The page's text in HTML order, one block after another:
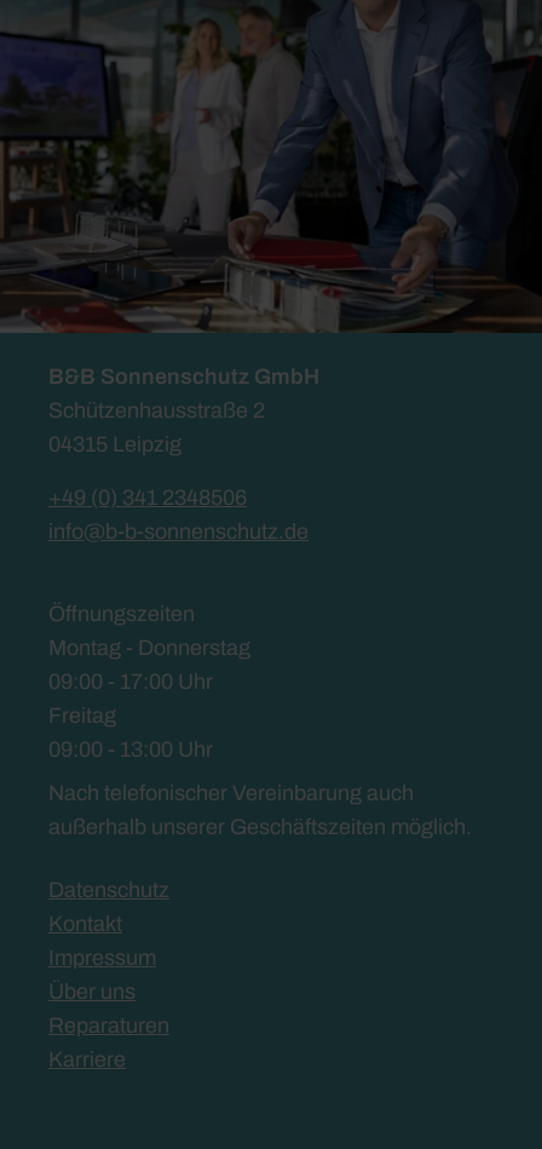
B&B Sonnenschutz GmbH
Schützenhausstraße 2
04315 Leipzig
+49 (0) 341 2348506
info@b-b-sonnenschutz.de
Öffnungszeiten
Montag - Donnerstag
09:00 - 17:00 Uhr
Freitag
09:00 - 13:00 Uhr
Nach telefonischer Vereinbarung auch
außerhalb unserer Geschäftszeiten möglich.
Datenschutz
Kontakt
Impressum
Über uns
Reparaturen
Karriere